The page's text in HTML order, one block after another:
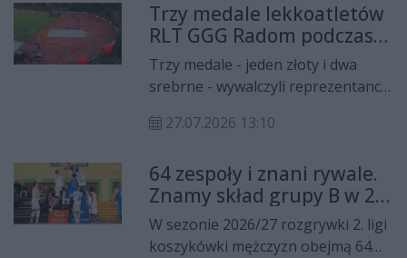
znacznie wyższe niż przed rokiem.
Nowy trener Michał Masny
otwarcie mówi o walce o fazę play-
off. Szkoleniowiec przez pierwsze
tygodnie będzie łączył pracę w
Radomiu z prowadzeniem
mistrzostw Europy.
Trzy medale lekkoatletów
RLT GGG Radom podczas
mistrzostw Polski
seniorów w Białymstoku
Trzy medale - jeden złoty i dwa
srebrne - wywalczyli reprezentanci
seniorskich lekkoatletycznych
krajowego czempionatu w
Białymstoku stanęli Dawid
Krzemiński, Julia Adamczyk oraz
Adam Bajorski.
27.07.2026 13:10
64 zespoły i znani rywale.
Znamy skład grupy B w 2.
lidze
W sezonie 2026/27 rozgrywki 2. ligi
koszykówki mężczyzn obejmą 64